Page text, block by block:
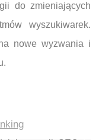
do zmieniających
wyszukiwarek.
nowe wyzwania i